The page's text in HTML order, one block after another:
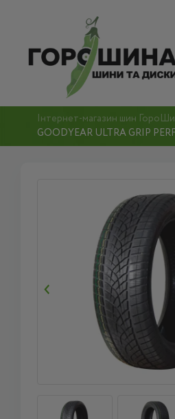
Інтернет-магазин шин
GOODYEAR ULTRA GRIP